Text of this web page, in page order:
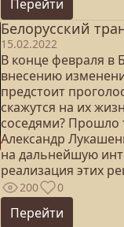
Перейти
Белорусский
15.02.2022
В конце февраля в
внесению
предстоит
скажутся на их
соседями? Прошло
Александр
на дальнейшую
реализация этих
200 0
Перейти